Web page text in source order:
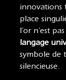
innovations
place
l’or n’est
langage
symbole de
silencieuse.